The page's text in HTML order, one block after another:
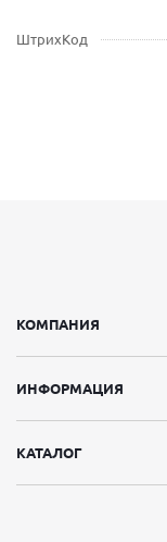
ШтрихКод
КОМПАНИЯ
ИНФОРМАЦИЯ
КАТАЛОГ